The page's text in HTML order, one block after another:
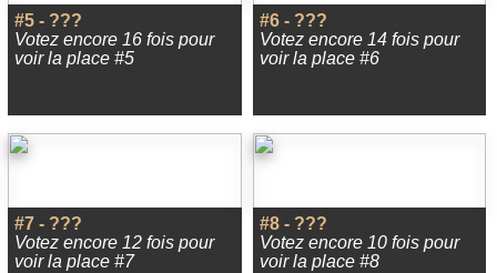
#5 - ???
Votez encore 16 fois pour
voir la place #5
#6 - ???
Votez encore 14 fois pour
voir la place #6
#7 - ???
Votez encore 12 fois pour
voir la place #7
#8 - ???
Votez encore 10 fois pour
voir la place #8